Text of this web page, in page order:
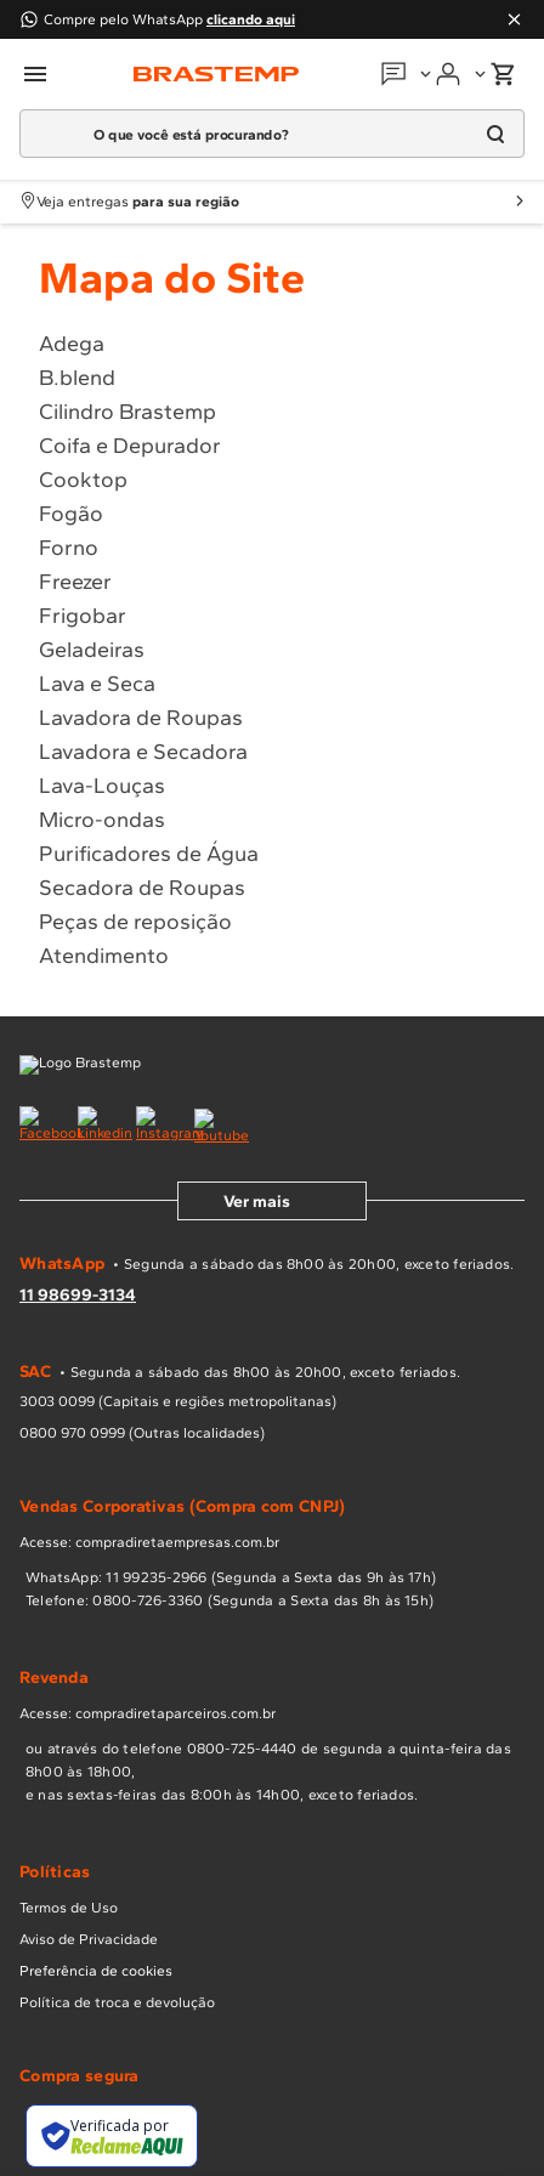
Compre pelo WhatsApp clicando aqui
Em que podemos
Atendimento Brastemp
Localizar assistência técnica
O que você está procurando?
Termos mais buscados
1º Geladeira
2
Fogao
4 º Lava Louça
5 º Cooktop
6º Microondas Brastemp
7º Forno
8º Embutir
9º Lava Seca
Veja entregas para sua região
Mapa do Site
Adega
B.blend
Cilindro Brastemp
Coifa e Depurador
Cooktop
Fogão
Forno
Freezer
Frigobar
Geladeiras
Lava e Seca
Lavadora de Roupas
Lavadora e Secadora
Lava-Louças
Micro-ondas
Purificadores de Água
Secadora de Roupas
Peças de reposição
Atendimento
Ver mais
WhatsApp • Segunda a sábado das 8h00 às 20h00, exceto feriados.
11 98699-3134
SAC • Segunda a sábado das 8h00 às 20h00, exceto feriados.
3003 0099 (Capitais e regiões metropolitanas)
0800 970 0999 (Outras localidades)
Vendas Corporativas (Compra com CNPJ)
Acesse: compradiretaempresas.com.br
WhatsApp: 11 99235-2966 (Segunda a Sexta das 9h às 17h)
Telefone: 0800-726-3360 (Segunda a Sexta das 8h às 15h)
Revenda
Acesse: compradiretaparceiros.com.br
ou através do telefone 0800-725-4440 de segunda a quinta-feira das
8h00 às 18h00,
e nas sextas-feiras das 8:00h às 14h00, exceto feriados.
Políticas
Termos de Uso
Aviso de Privacidade
Preferência de cookies
Política de troca e devolução
Compra segura
Verificada por